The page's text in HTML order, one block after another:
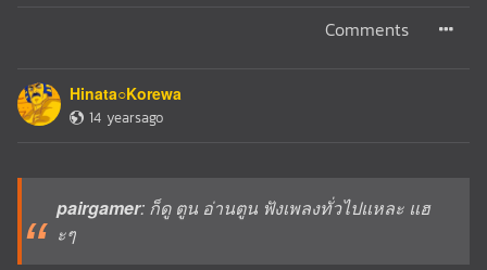
Comments
Hinata○Korewa
14 yearsago
pairgamer: ก็ดู ตูน อ่านตูน ฟังเพลงทั่วไปแหละ แฮ
ะๆ